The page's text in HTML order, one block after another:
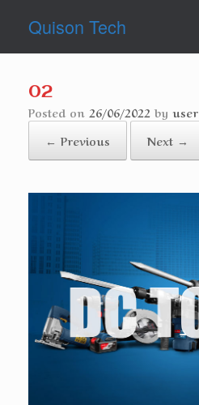
contentQuison Tech
02
Posted on 26/06/2022 by user
← Previous
Next →